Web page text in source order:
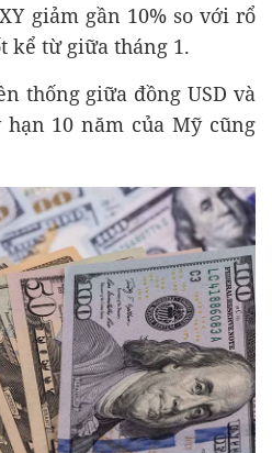
giảm gần 10% so với rổ
kể từ giữa tháng 1.
thống giữa đồng USD và
10 năm của Mỹ cũng